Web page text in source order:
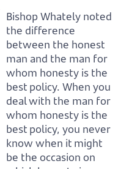
Bishop Whately noted
the difference
between the honest
man and the man for
whom honesty is the
best policy. When you
deal with the man for
whom honesty is the
best policy, you never
know when it might
be the occasion on